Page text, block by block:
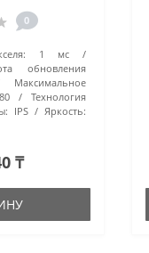
0
1 мс
обновления
Максимальное
Технология
IPS
Яркость:
₸